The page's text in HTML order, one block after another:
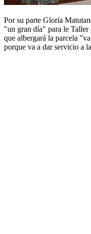
Por su parte Gloria
"un gran día" para le
que albergará la parcela
porque va a dar servicio a